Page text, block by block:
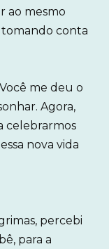
ao mesmo
conta
me deu o
Agora,
celebrarmos
nova vida
percebi
para a